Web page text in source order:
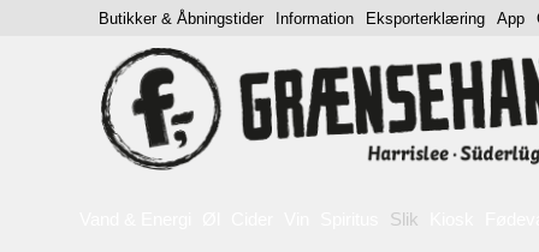
Slik
Butikker & Åbningstider Information Eksporterklæring App